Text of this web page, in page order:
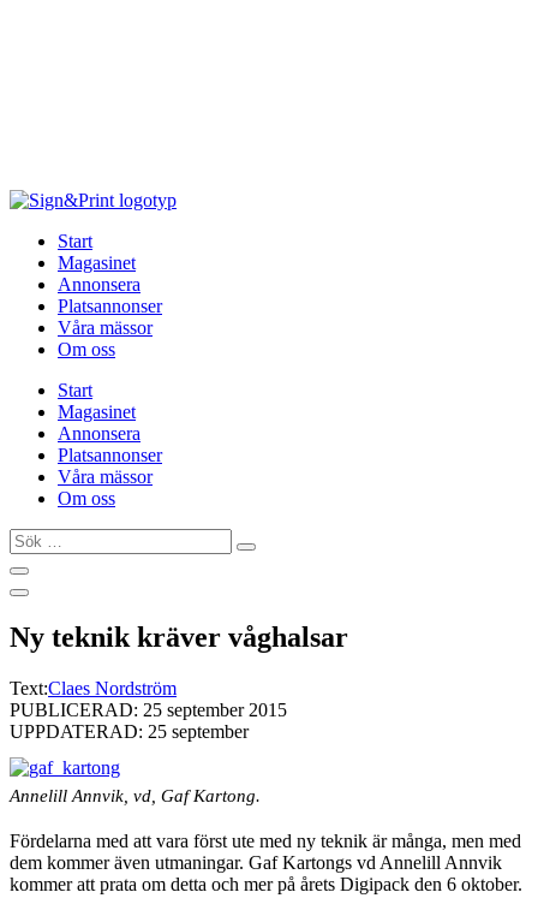
Start
Magasinet
Annonsera
Platsannonser
Våra mässor
Om oss
Start
Magasinet
Annonsera
Platsannonser
Våra mässor
Om oss
Sök
…
Ny teknik kräver våghalsar
Text:Claes Nordström
PUBLICERAD: 25 september 2015
UPPDATERAD: 25 september
Annelill Annvik, vd, Gaf Kartong.
Fördelarna med att vara först ute med ny teknik är många, men med
dem kommer även utmaningar. Gaf Kartongs vd Annelill Annvik
kommer att prata om detta och mer på årets Digipack den 6 oktober.